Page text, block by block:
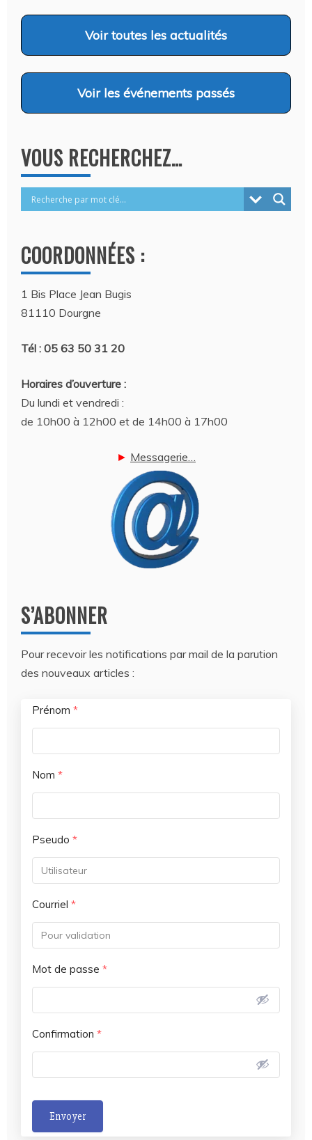
Voirtoutes les actualités
Voir les événements passés
VOUS RECHERCHEZ…
COORDONNÉES :
1 Bis Place Jean Bugis
81110 Dourgne
Tél : 05 63 50 31 20
Horaires d’ouverture :
Du lundi et vendredi :
de 10h00 à 12h00 et de 14h00 à 17h00
► Messagerie…
S’ABONNER
Pour recevoir les notifications par mail de la parution
des nouveaux articles :
Prénom *
Nom *
Pseudo *
Courriel *
Mot de passe *
Confirmation *
Envoyer